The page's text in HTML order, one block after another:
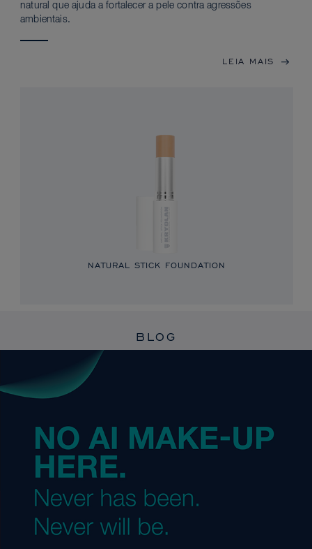
natural que ajuda a fortalecer a pele contra agressões
ambientais.
LEIA MAIS
NATURAL STICK FOUNDATION
BLOG